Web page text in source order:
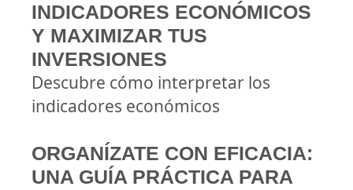
INDICADORES ECONÓMICOS
Y MAXIMIZAR TUS
INVERSIONES
Descubre cómo interpretar los
indicadores económicos
ORGANÍZATE CON EFICACIA:
UNA GUÍA PRÁCTICA PARA